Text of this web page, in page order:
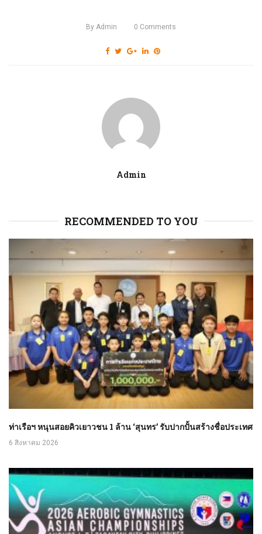
By Admin 0 Comments
Admin
RECOMMENDED TO YOU
ท่าเรือฯ หนุนสอยคิวเยาวชน 1 ล้าน ‘สุนทร’ รับปากปั้นสร้างชื่อประเทศ
6 สิงหาคม 2026